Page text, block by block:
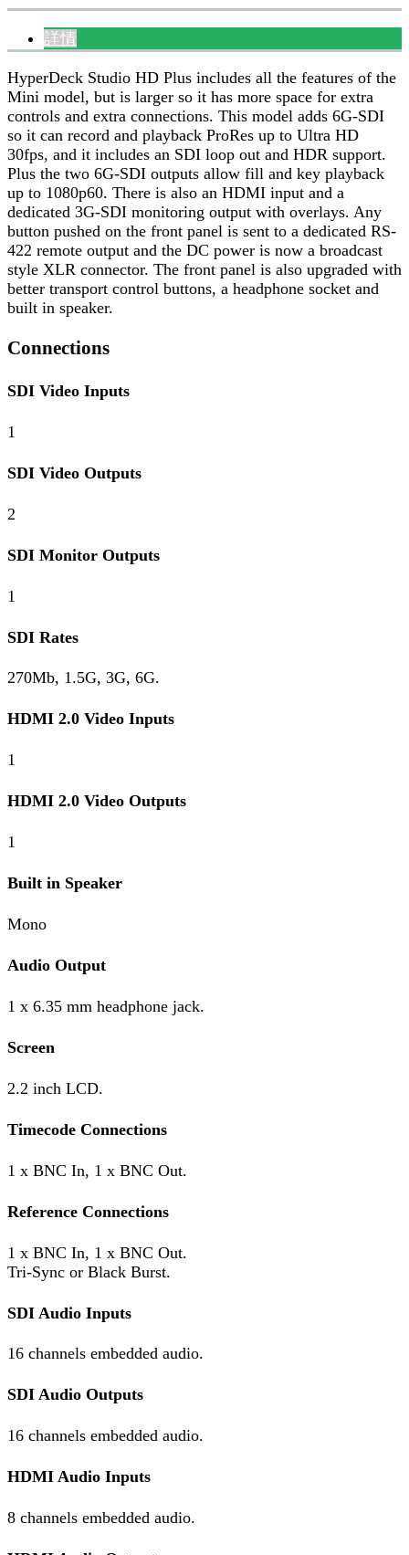
詳情
HyperDeck Studio HD Plus includes all the features of the
Mini model, but is larger so it has more space for extra
controls and extra connections. This model adds 6G-SDI
so it can record and playback ProRes up to Ultra HD
30fps, and it includes an SDI loop out and HDR support.
Plus the two 6G-SDI outputs allow fill and key playback
up to 1080p60. There is also an HDMI input and a
dedicated 3G-SDI monitoring output with overlays. Any
button pushed on the front panel is sent to a dedicated RS-
422 remote output and the DC power is now a broadcast
style XLR connector. The front panel is also upgraded with
better transport control buttons, a headphone socket and
built in speaker.
Connections
SDI Video Inputs
1
SDI Video Outputs
2
SDI Monitor Outputs
1
SDI Rates
270Mb, 1.5G, 3G, 6G.
HDMI 2.0 Video Inputs
1
HDMI 2.0 Video Outputs
1
Built in Speaker
Mono
Audio Output
1 x 6.35 mm headphone jack.
Screen
2.2 inch LCD.
Timecode Connections
1 x BNC In, 1 x BNC Out.
Reference Connections
1 x BNC In, 1 x BNC Out.
Tri-Sync or Black Burst.
SDI Audio Inputs
16 channels embedded audio.
SDI Audio Outputs
16 channels embedded audio.
HDMI Audio Inputs
8 channels embedded audio.